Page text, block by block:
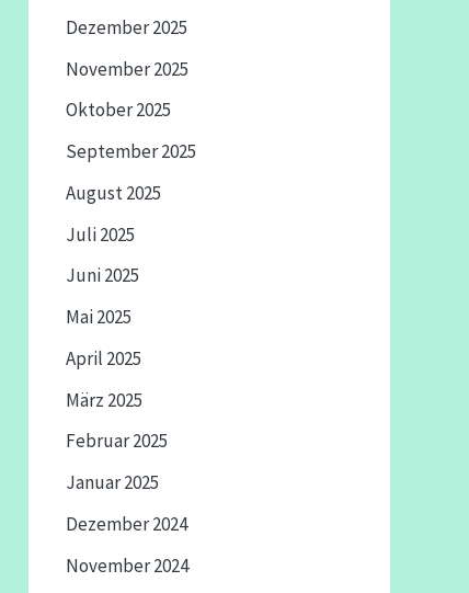
Dezember 2025
November 2025
Oktober 2025
September 2025
August 2025
Juli 2025
Juni 2025
Mai 2025
April 2025
März 2025
Februar 2025
Januar 2025
Dezember 2024
November 2024